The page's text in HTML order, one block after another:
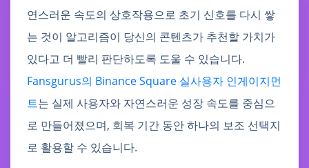
연스러운 속도의 상호작용으로 초기 신호를 다시 쌓
는 것이 알고리즘이 당신의 콘텐츠가 추천할 가치가
있다고 더 빨리 판단하도록 도울 수 있습니다.
Fansgurus의 Binance Square 실사용자 인게이지먼
트는 실제 사용자와 자연스러운 성장 속도를 중심으
로 만들어졌으며, 회복 기간 동안 하나의 보조 선택지
로 활용할 수 있습니다.